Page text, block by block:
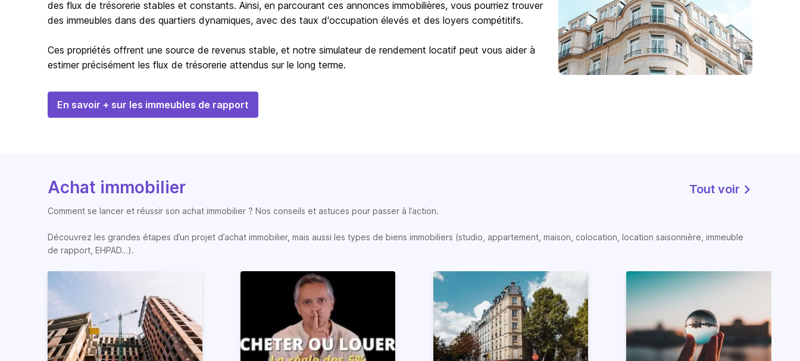
des flux de trésorerie stables et constants. Ainsi, en parcourant ces annonces immobilières, vous pourriez trouver
des immeubles dans des quartiers dynamiques, avec des taux d'occupation élevés et des loyers compétitifs.
Ces propriétés offrent une source de revenus stable, et notre simulateur de rendement locatif peut vous aider à
estimer précisément les flux de trésorerie attendus sur le long terme.
En savoir + sur les immeubles de rapport
Achat immobilier Tout voir
Comment se lancer et réussir son achat immobilier ? Nos conseils et astuces pour passer à l’action.
Découvrez les grandes étapes d’un projet d’achat immobilier, mais aussi les types de biens immobiliers (studio, appartement, maison, colocation, location saisonnière, immeuble
de rapport, EHPAD…).